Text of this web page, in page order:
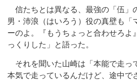
信たちとは異なる、最強の「伍」
男・沛浪（はいろう）役の真壁も「
ーのよ。『もうちょっと合わせろよ
っくりした」と語った。
それを聞いた山崎は「本能で走っ
本気で走っているんだけど、途中で